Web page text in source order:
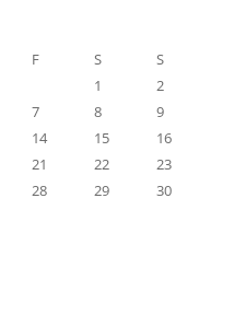
F S
S
1
2
7 8
9
14 15
16
21 22
23
28 29
30